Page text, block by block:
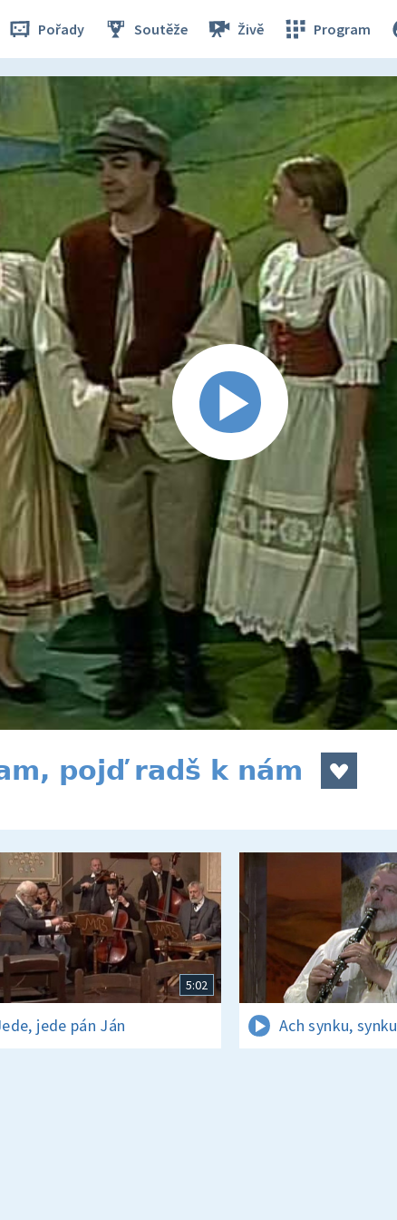
Pořady Soutěže Živě Program
pojď radš k nám
5:02
jede pán Ján Ach synku, synku